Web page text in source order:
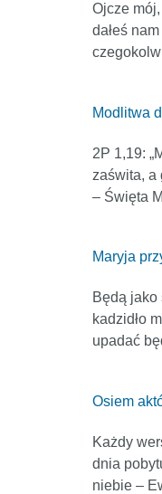
Ojcze
dałeś
Modlitwa
2P 1,19:
zaświta, a
– Święta
Maryja
Będą jako
kadzidło
upadać
Osiem
Każdy
dnia
niebie –